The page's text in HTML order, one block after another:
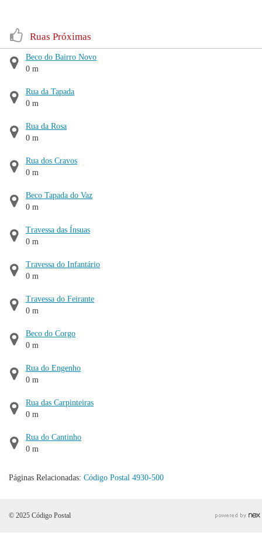
Ruas Próximas
Beco do Bairro Novo
0 m
Rua da Tapada
0 m
Rua da Rosa
0 m
Rua dos Cravos
0 m
Beco Tapada do Vaz
0 m
Travessa das Ínsuas
0 m
Travessa do Infantário
0 m
Travessa do Feirante
0 m
Beco do Corgo
0 m
Rua do Engenho
0 m
Rua das Carpinteiras
0 m
Rua do Cantinho
0 m
Páginas Relacionadas: Código Postal 4930-500
© 2025 Código Postal